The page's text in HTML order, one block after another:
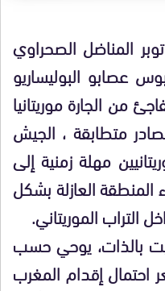
المناضل الصحراوي
عصابو البوليساريو
من الجارة موريتانيا
متطابقة ، الجيش
مهلة زمنية إلى
المنطقة العازلة بشكل
التراب الموريتاني.
بالذات، يوحي حسب
إقدام المغرب